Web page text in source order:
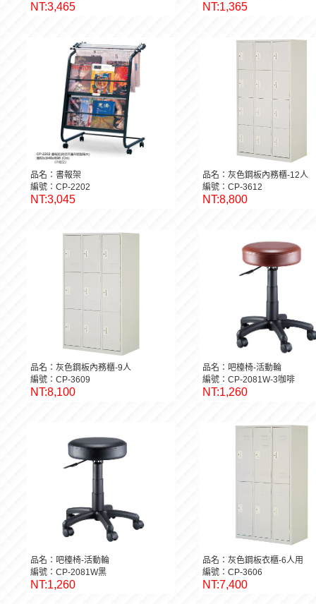
NT:3,465 NT:1,365
品名：書報架
編號：CP-2202
NT:3,045
品名：灰色鋼板內務櫃-12人
編號：CP-3612
NT:8,800
品名：灰色鋼板內務櫃-9人
編號：CP-3609
NT:8,100
品名：吧檯椅-活動輪
編號：CP-2081W-3咖啡
NT:1,260
品名：吧檯椅-活動輪
編號：CP-2081W黑
NT:1,260
品名：灰色鋼板衣櫃-6人用
編號：CP-3606
NT:7,400